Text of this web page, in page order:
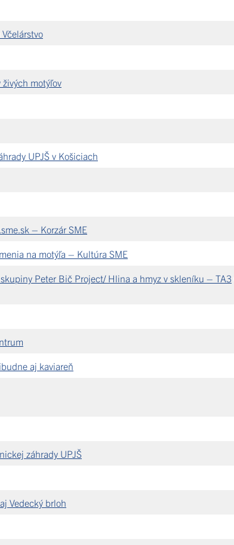
motýľov
UPJŠ v Košiciach
– Korzár SME
na motýľa – Kultúra SME
Peter Bič Project/ Hlina a hmyz v skleníku – TA3
aj kaviareň
záhrady UPJŠ
Vedecký brloh